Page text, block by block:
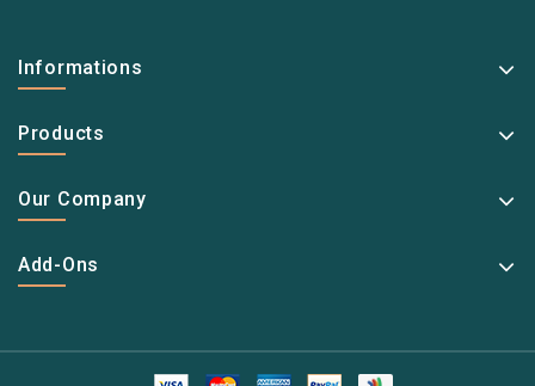
Informations
Products
Our Company
Add-Ons